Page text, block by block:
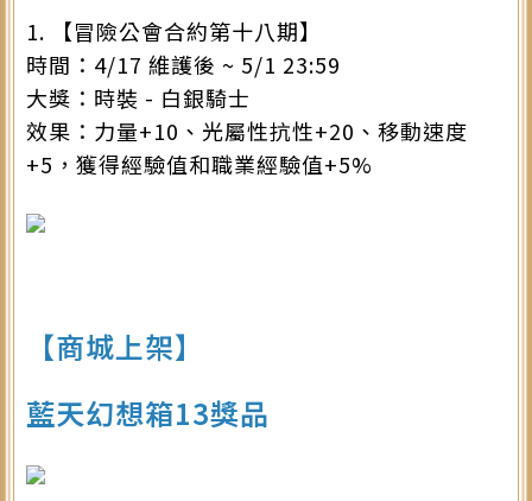
1. 【冒險公會合約第十八期】
時間：4/17 維護後 ~ 5/1 23:59
大獎：時裝 - 白銀騎士
效果：力量+10、光屬性抗性+20、移動速度
+5，獲得經驗值和職業經驗值+5%
【商城上架】
藍天幻想箱13獎品